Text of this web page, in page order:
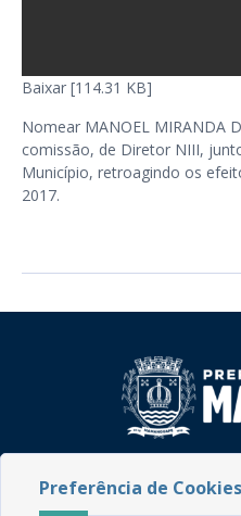
Baixar [114.31 KB]
Nomear MANOEL MIRANDA
comissão, de Diretor NIII,
Município, retroagindo os
2017.
CEP: 58.280-000 -
Preferência de Cookies